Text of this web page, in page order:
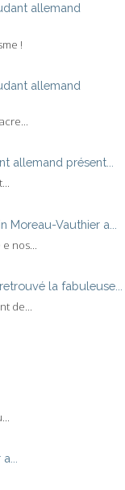
allemand
!
allemand
allemand présent...
Vauthier a...
nos...
la fabuleuse...
de...